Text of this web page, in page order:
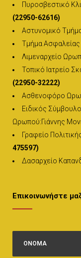
Πυροσβεστικό
(22950-62616)
Αστυνομικό
Τμήμα
Λιμεναρχείο
Τοπικό Ιατρείο
(22950-32222)
Ασθενοφόρο
Ειδικός
Ωρωπού:Γιάννης
Γραφείο
475597)
Δασαρχείο
Επικοινωνήστε